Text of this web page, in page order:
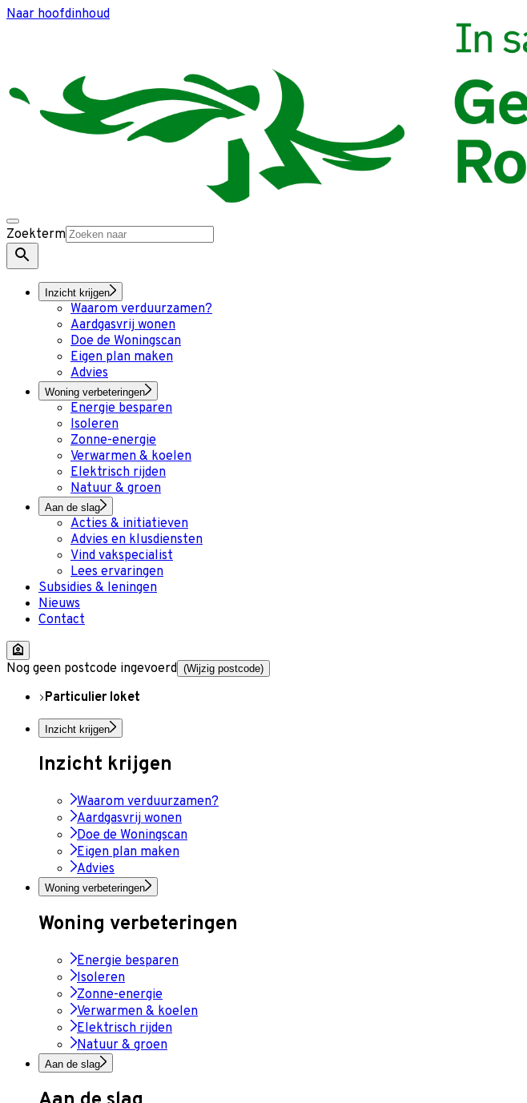
Naar hoofdinhoud
Zoekterm
Inzicht krijgen
Waarom verduurzamen?
Aardgasvrij wonen
Doe de Woningscan
Eigen plan maken
Advies
Woning verbeteringen
Energie besparen
Isoleren
Zonne-energie
Verwarmen & koelen
Elektrisch rijden
Natuur & groen
Aan de slag
Acties & initiatieven
Advies en klusdiensten
Vind vakspecialist
Lees ervaringen
Subsidies & leningen
Nieuws
Contact
Nog geen postcode ingevoerd (Wijzig postcode)
Particulier loket
Inzicht krijgen
Inzicht krijgen
Waarom verduurzamen?
Aardgasvrij wonen
Doe de Woningscan
Eigen plan maken
Advies
Woning verbeteringen
Woning verbeteringen
Energie besparen
Isoleren
Zonne-energie
Verwarmen & koelen
Elektrisch rijden
Natuur & groen
Aan de slag